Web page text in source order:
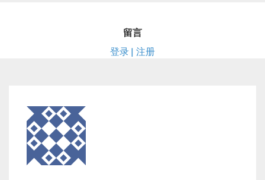
留言
登录 | 注册